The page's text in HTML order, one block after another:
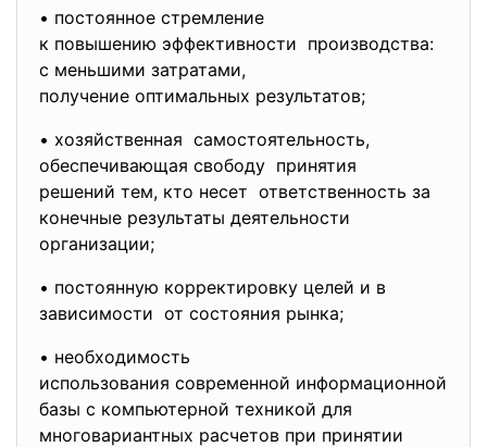
• постоянное стремление
к повышению эффективности производства:
с меньшими затратами,
получение оптимальных результатов;
• хозяйственная самостоятельность,
обеспечивающая свободу принятия
решений тем, кто несет ответственность за
конечные результаты деятельности
организации;
• постоянную корректировку целей и в
зависимости от состояния рынка;
• необходимость
использования современной информационной
базы с компьютерной техникой для
многовариантных расчетов при принятии